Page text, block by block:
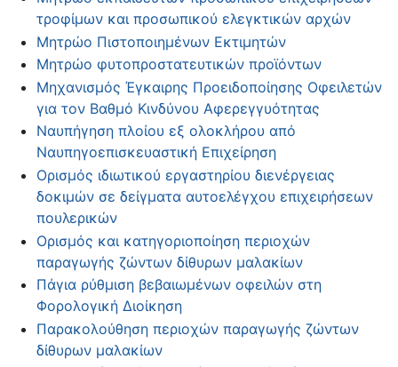
τροφίμων και προσωπικού ελεγκτικών αρχών
Μητρώο Πιστοποιημένων Εκτιμητών
Μητρώο φυτοπροστατευτικών προϊόντων
Μηχανισμός Έγκαιρης Προειδοποίησης Οφειλετών
για τον Βαθμό Κινδύνου Αφερεγγυότητας
Ναυπήγηση πλοίου εξ ολοκλήρου από
Ναυπηγοεπισκευαστική Επιχείρηση
Ορισμός ιδιωτικού εργαστηρίου διενέργειας
δοκιμών σε δείγματα αυτοελέγχου επιχειρήσεων
πουλερικών
Ορισμός και κατηγοριοποίηση περιοχών
παραγωγής ζώντων δίθυρων μαλακίων
Πάγια ρύθμιση βεβαιωμένων οφειλών στη
Φορολογική Διοίκηση
Παρακολούθηση περιοχών παραγωγής ζώντων
δίθυρων μαλακίων